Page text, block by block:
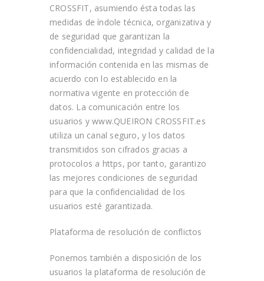
CROSSFIT, asumiendo ésta todas las
medidas de índole técnica, organizativa y
de seguridad que garantizan la
confidencialidad, integridad y calidad de la
información contenida en las mismas de
acuerdo con lo establecido en la
normativa vigente en protección de
datos. La comunicación entre los
usuarios y www.QUEIRON CROSSFIT.es
utiliza un canal seguro, y los datos
transmitidos son cifrados gracias a
protocolos a https, por tanto, garantizo
las mejores condiciones de seguridad
para que la confidencialidad de los
usuarios esté garantizada.
Plataforma de resolución de conflictos
Ponemos también a disposición de los
usuarios la plataforma de resolución de